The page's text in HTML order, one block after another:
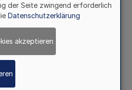
der Seite zwingend erforderlich
Datenschutzerklärung
akzeptieren